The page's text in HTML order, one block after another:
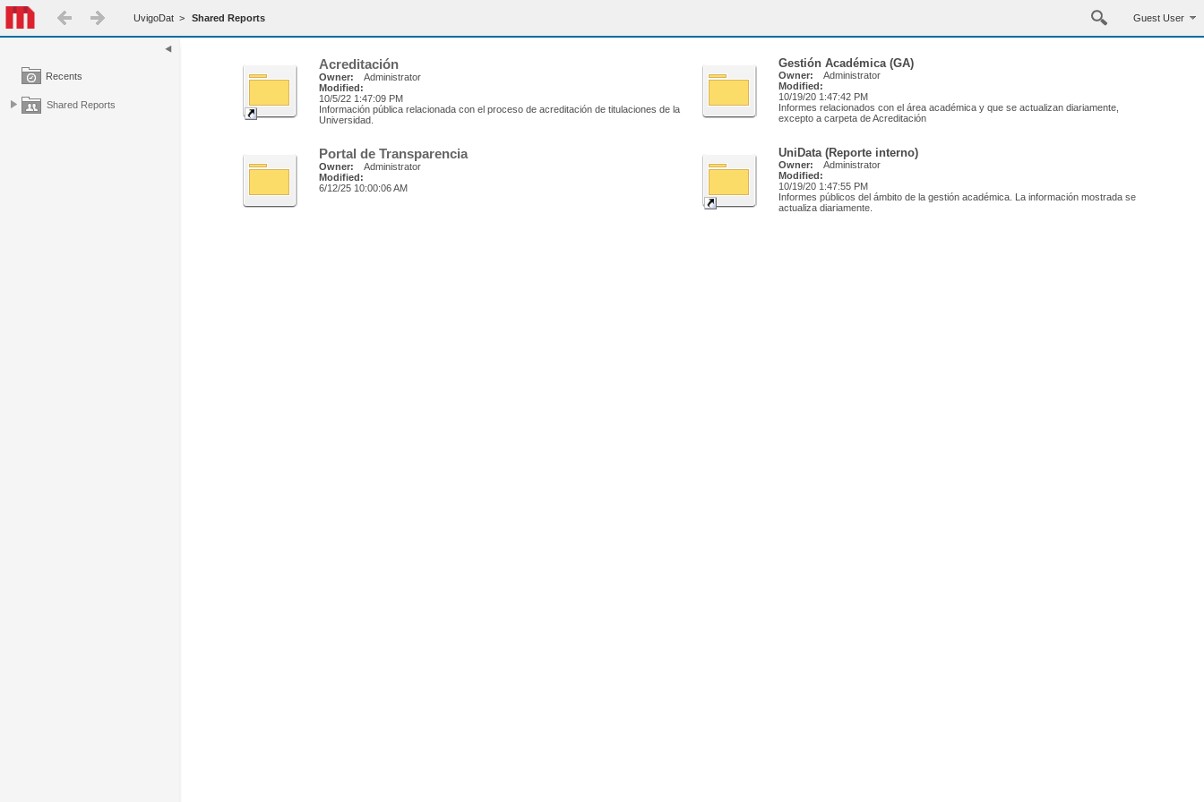
UvigoDat > Shared Reports Guest User
Recents
Shared Reports
Acreditación
Owner:
Administrator
Modified:
10/5/22 1:47:09 PM
Información pública relacionada con el proceso de acreditación de titulaciones de la
Universidad.
Gestión Académica (GA)
Owner:
Administrator
Modified:
10/19/20 1:47:42 PM
Informes relacionados con el área académica y que se actualizan diariamente,
excepto a carpeta de Acreditación
Portal de Transparencia
Owner:
Administrator
Modified:
6/12/25 10:00:06 AM
UniData (Reporte interno)
Owner:
Administrator
Modified:
10/19/20 1:47:55 PM
Informes públicos del ámbito de la gestión académica. La información mostrada se
actualiza diariamente.